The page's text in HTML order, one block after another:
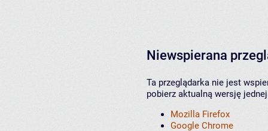
Niewspierana
Ta przeglądarka nie jest
pobierz aktualną wersję
Mozilla Firefox
Google Chrome